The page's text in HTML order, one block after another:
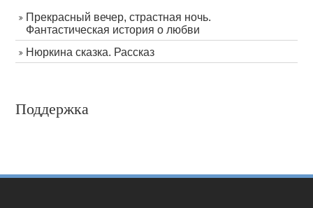
Прекрасный вечер, страстная ночь.
Фантастическая история о любви
Нюркина сказка. Рассказ
Поддержка